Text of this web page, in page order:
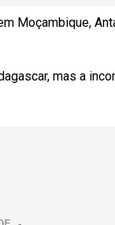
Moçambique,
mas a